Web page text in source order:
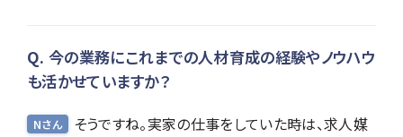
今の業務にこれまでの人材育成の経験やノウハウ
も活かせていますか？
Nさん
そうですね。実家の仕事をしていた時は、求人媒